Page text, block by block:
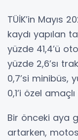
TÜİK’in Mayıs
kaydı yapılan
yüzde 41,4’ü
yüzde 2,6’sı
0,7’si minibüs,
0,1’i özel
Bir önceki aya
artarken,